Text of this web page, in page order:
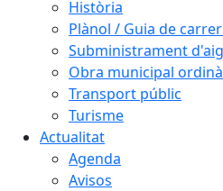
Història
Plànol / Guia de
Subministrament
Obra municipal
Transport públic
Turisme
Actualitat
Agenda
Avisos